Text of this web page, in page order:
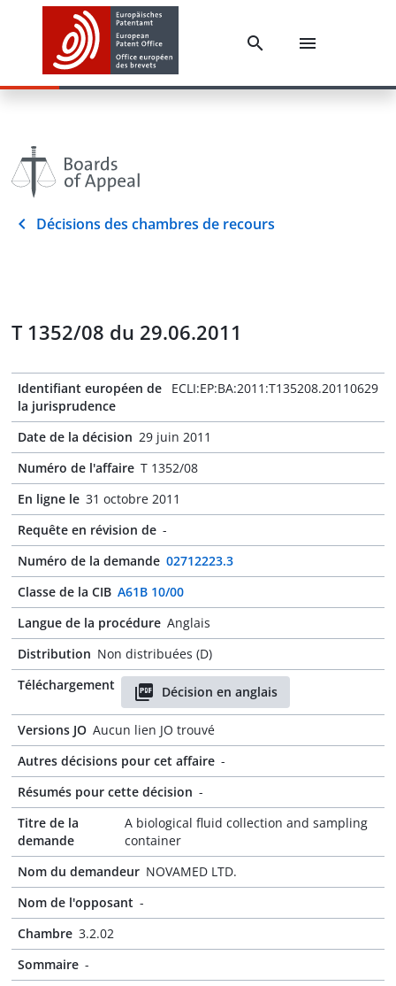
Décisions des chambres de recours
T 1352/08 du 29.06.2011
Identifiant européen de
la jurisprudence
ECLI:EP:BA:2011:T135208.20110629
Date de la décision 29 juin 2011
Numéro de l'affaire T 1352/08
En ligne le 31 octobre 2011
Requête en révision de -
Numéro de la demande 02712223.3
Classe de la CIB A61B 10/00
Langue de la procédure Anglais
Distribution Non distribuées (D)
Téléchargement
Décision en anglais
Versions JO Aucun lien JO trouvé
Autres décisions pour cet affaire -
Résumés pour cette décision -
Titre de la
demande
A biological fluid collection and sampling
container
Nom du demandeur NOVAMED LTD.
Nom de l'opposant -
Chambre 3.2.02
Sommaire -